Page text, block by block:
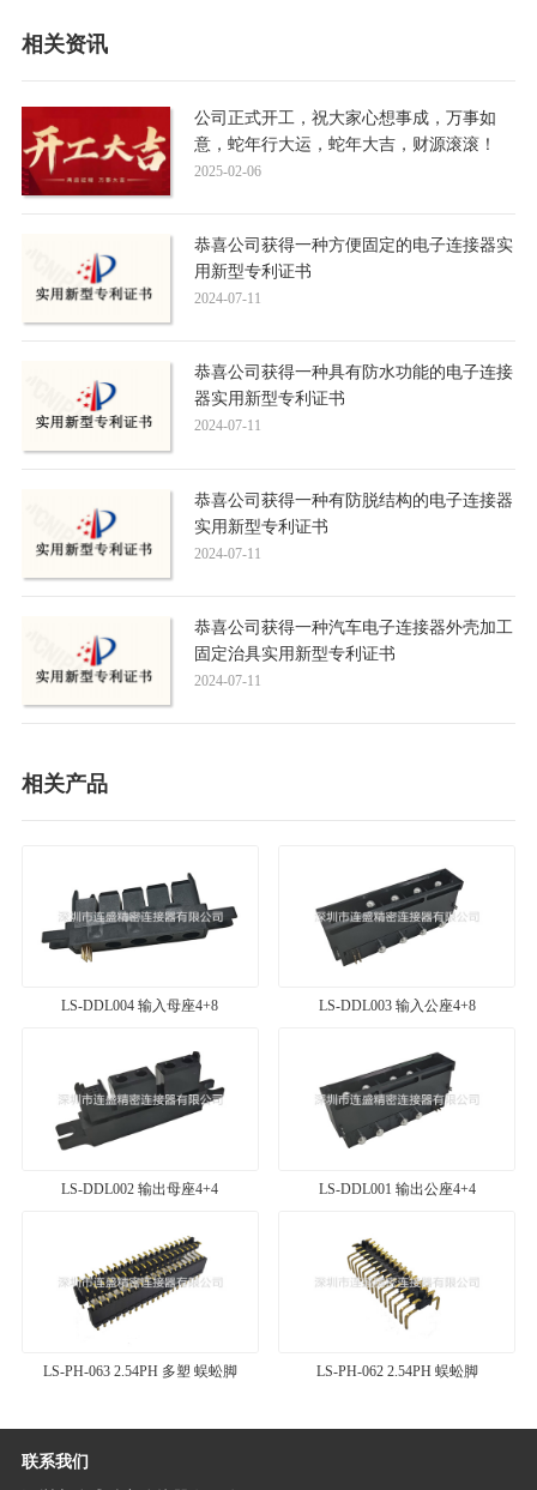
相关资讯
公司正式开工，祝大家心想事成，万事如
意，蛇年行大运，蛇年大吉，财源滚滚！
2025-02-06
恭喜公司获得一种方便固定的电子连接器实
用新型专利证书
2024-07-11
恭喜公司获得一种具有防水功能的电子连接
器实用新型专利证书
2024-07-11
恭喜公司获得一种有防脱结构的电子连接器
实用新型专利证书
2024-07-11
恭喜公司获得一种汽车电子连接器外壳加工
固定治具实用新型专利证书
2024-07-11
相关产品
LS-DDL004 输入母座4+8 LS-DDL003 输入公座4+8
LS-DDL002 输出母座4+4 LS-DDL001 输出公座4+4
LS-PH-063 2.54PH 多塑 蜈蚣脚 LS-PH-062 2.54PH 蜈蚣脚
联系我们